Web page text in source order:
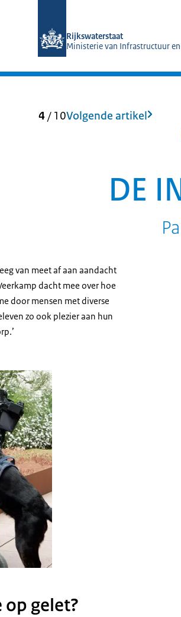
Rijkswaterstaat
Ministerie van Infrastructuur
4 / 10Volgende artikel
DE
van meet af aan aandacht
dacht mee over hoe
door mensen met diverse
zo ook plezier aan hun
gelet?